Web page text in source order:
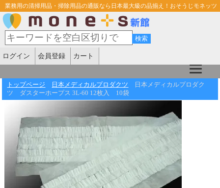
業務用の清掃用品・掃除用品の通販なら日本最大級の品揃え！おそうじモネッツ
ログイン 会員登録 カート
トップページ 日本メディカルプロダクツ
日本メディカルプロダク
ツ ダスターホープス 3L-60 12枚入 10袋